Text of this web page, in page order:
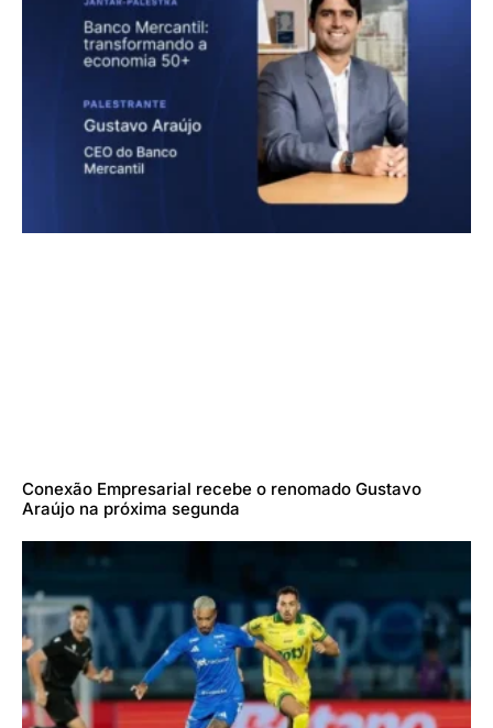
Conexão Empresarial recebe o renomado Gustavo
Araújo na próxima segunda